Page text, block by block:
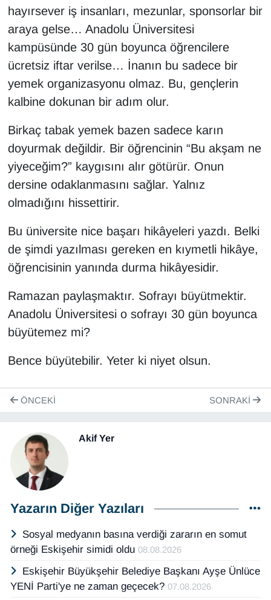
hayırsever iş insanları, mezunlar, sponsorlar bir
araya gelse… Anadolu Üniversitesi
kampüsünde 30 gün boyunca öğrencilere
ücretsiz iftar verilse… İnanın bu sadece bir
yemek organizasyonu olmaz. Bu, gençlerin
kalbine dokunan bir adım olur.
Birkaç tabak yemek bazen sadece karın
doyurmak değildir. Bir öğrencinin “Bu akşam ne
yiyeceğim?” kaygısını alır götürür. Onun
dersine odaklanmasını sağlar. Yalnız
olmadığını hissettirir.
Bu üniversite nice başarı hikâyeleri yazdı. Belki
de şimdi yazılması gereken en kıymetli hikâye,
öğrencisinin yanında durma hikâyesidir.
Ramazan paylaşmaktır. Sofrayı büyütmektir.
Anadolu Üniversitesi o sofrayı 30 gün boyunca
büyütemez mi?
Bence büyütebilir. Yeter ki niyet olsun.
ÖNCEKI SONRAKI
Akif Yer
Yazarın Diğer Yazıları
Sosyal medyanın basına verdiği zararın en somut
örneği Eskişehir simidi oldu 08.08.2026
Eskişehir Büyükşehir Belediye Başkanı Ayşe Ünlüce
YENİ Parti'ye ne zaman geçecek? 07.08.2026